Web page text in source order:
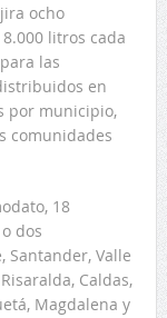
ocho
litros cada
las
en
por municipio,
comunidades
18
dos
Santander, Valle
Caldas,
Magdalena y